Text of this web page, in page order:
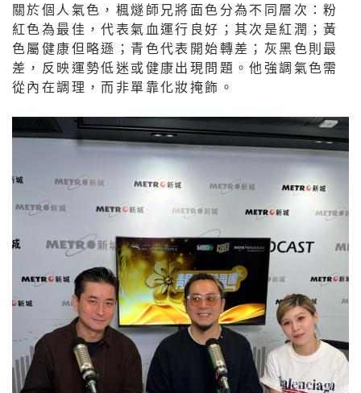
關於個人氣色，楓燧師兄將面色分為不同層次：粉
紅色為最佳，代表氣血運行良好；其次是紅潤；黃
色屬健康但略遜；青色代表開始轉差；灰黑色則最
差，反映運勢低迷或健康出現問題。他強調氣色需
從內在調理，而非單靠化妝掩飾。